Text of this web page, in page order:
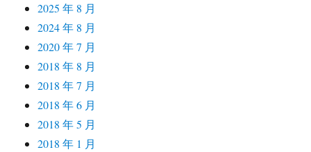
2025 年 8 月
2024 年 8 月
2020 年 7 月
2018 年 8 月
2018 年 7 月
2018 年 6 月
2018 年 5 月
2018 年 1 月